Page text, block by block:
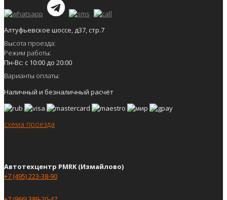
Алтуфьевское шоссе, д37, стр.7
Высота проезда:
Режим работы:
Пн-Вс: с 10:00 до 20:00
Варианты оплаты:
Наличный и безналичный расчёт
схема проезда
Автотехцентр PMRK (Измайлово)
+7 (495) 223-38-90